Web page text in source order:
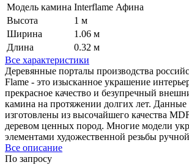
Модель камина Interflame Афина
Высота
1 м
Ширина
1.06 м
Длина
0.32 м
Все характеристики
Деревянные порталы производства
Flame - это изысканное украшение
прекрасное качество и безупречный
камина на протяжении долгих лет.
изготовлены из высочайшего качества
деревом ценных пород. Многие модели
элементами художественной резьбы
Все описание
По запросу